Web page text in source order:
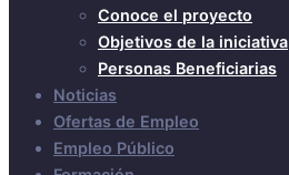
Conoce el proyecto
Objetivos de la iniciativa
Personas Beneficiarias
Noticias
Ofertas de Empleo
Empleo Público